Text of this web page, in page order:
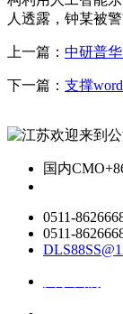
人透露，钟某被警
上一篇： 中研普
下一篇： 支撑
国内CMO
0511-
0511-